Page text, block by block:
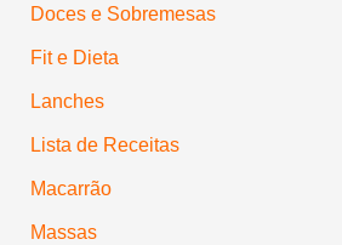
Doces e Sobremesas
Fit e Dieta
Lanches
Lista de Receitas
Macarrão
Massas